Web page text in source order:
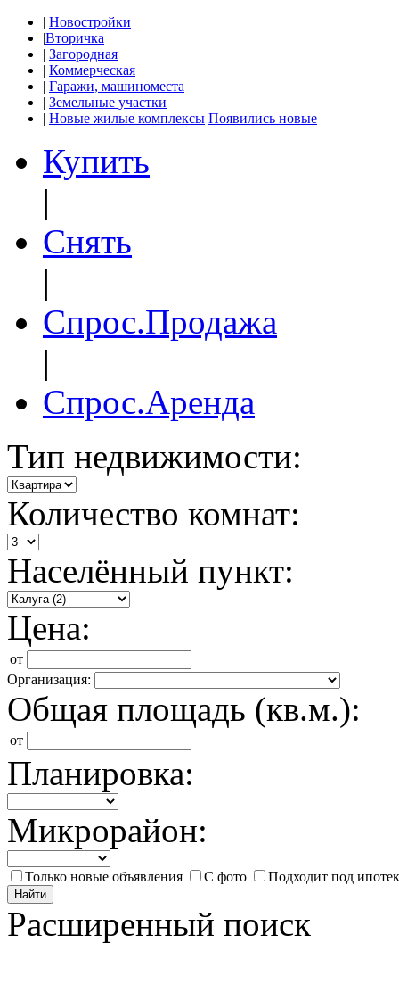
| Новостройки
|Вторичка
| Загородная
| Коммерческая
| Гаражи, машиноместа
| Земельные участки
| Новые жилые комплексы Появились новые
Купить
|
Снять
|
Спрос.Продажа
|
Спрос.Аренда
Тип недвижимости:
Количество комнат:
Населённый пункт:
Цена:
от
Организация:
Общая площадь (кв.м.):
от
Планировка:
Микрорайон:
Только новые объявления С фото Подходит под
Найти
Расширенный поиск